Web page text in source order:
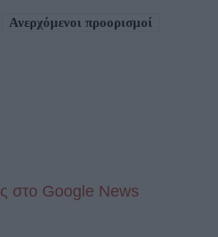
Ανερχόμενοι προορισμοί
στo Google News